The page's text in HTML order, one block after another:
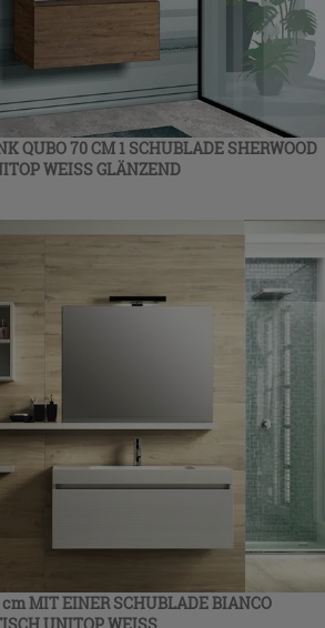
QUBO 70 CM 1 SCHUBLADE SHERWOOD
WEISS GLÄNZEND
MIT EINER SCHUBLADE BIANCO